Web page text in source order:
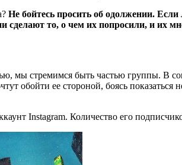
Не бойтесь просить об одолжении.
сделают то, о чем их попросили, и их
мы стремимся быть частью группы. В
обойти ее стороной, боясь
Instagram. Количество его